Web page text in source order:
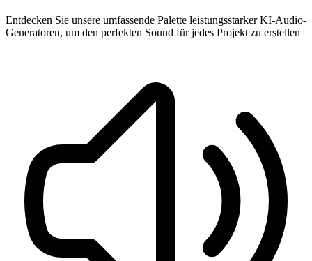
Entdecken Sie unsere umfassende Palette leistungsstarker KI-Audio-
Generatoren, um den perfekten Sound für jedes Projekt zu erstellen